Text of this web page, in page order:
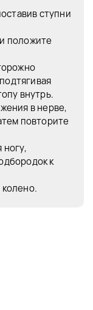
ступни
положите
внутрь.
в нерве,
повторите
ногу,
к